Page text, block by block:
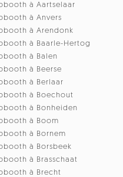
à Aartselaar
à Anvers
à Arendonk
à Baarle-Hertog
à Balen
à Beerse
à Berlaar
à Boechout
à Bonheiden
à Boom
à Bornem
à Borsbeek
à Brasschaat
à Brecht